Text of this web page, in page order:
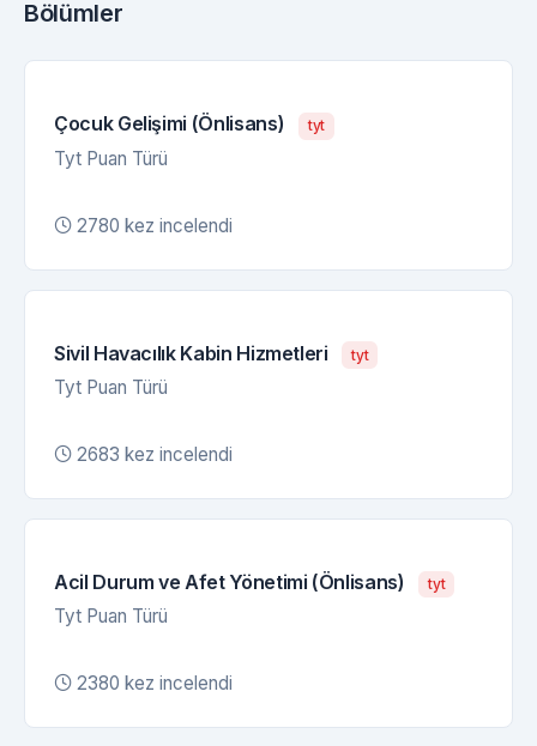
Bölümler
Çocuk Gelişimi (Önlisans) tyt
Tyt Puan Türü
2780 kez incelendi
Sivil Havacılık Kabin Hizmetleri tyt
Tyt Puan Türü
2683 kez incelendi
Acil Durum ve Afet Yönetimi (Önlisans) tyt
Tyt Puan Türü
2380 kez incelendi